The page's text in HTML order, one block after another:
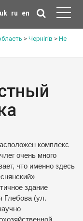
uk ru en
> Чернігів > Не
комплекс
очень много
что именно здесь
здание
Глебова (ул.